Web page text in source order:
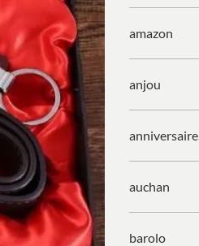
amazon
anjou
anniversaire
auchan
barolo